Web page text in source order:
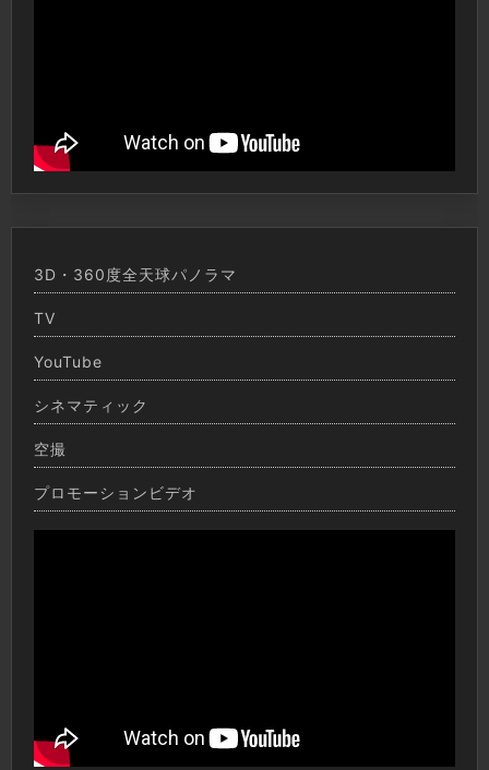
3D・360度全天球パノラマ
TV
YouTube
シネマティック
空撮
プロモーションビデオ